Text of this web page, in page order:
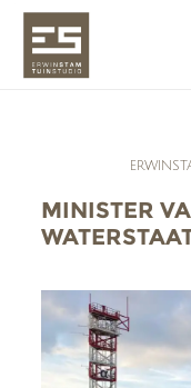
MINISTER